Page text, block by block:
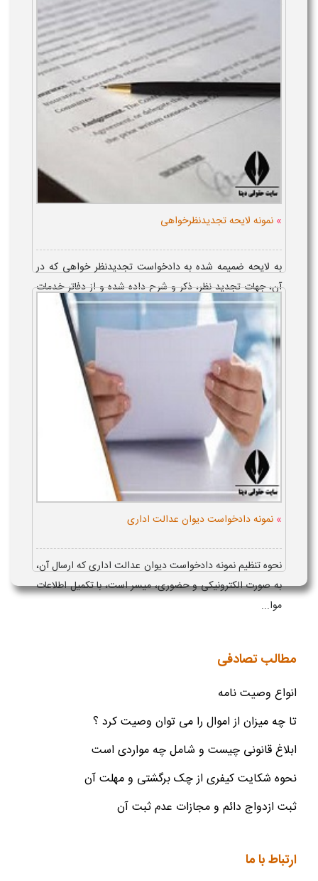
» نمونه لایحه تجدیدنظرخواهی
به لایحه ضمیمه شده به دادخواست تجدیدنظر خواهی که در
آن، جهات تجدید نظر، ذکر و شرح داده شده و از دفاتر خدمات
قضایی، همراه دادخ...
» نمونه دادخواست دیوان عدالت اداری
نحوه تنظیم نمونه دادخواست دیوان عدالت اداری که ارسال آن،
به صورت الکترونیکی و حضوری، میسر است، با تکمیل اطلاعات
موا...
مطالب تصادفی
انواع وصیت نامه
تا چه میزان از اموال را می توان وصیت کرد ؟
ابلاغ قانونی چیست و شامل چه مواردی است
نحوه شکایت کیفری از چک برگشتی و مهلت آن
ثبت ازدواج دائم و مجازات عدم ثبت آن
ارتباط با ما